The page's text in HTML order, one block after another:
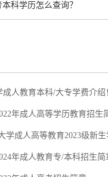
科学历怎么查询？
人教育本科/大专学费介绍
年成人高等学历教育招生
成人高等教育2023级新生学
年成人教育专/本科招生简